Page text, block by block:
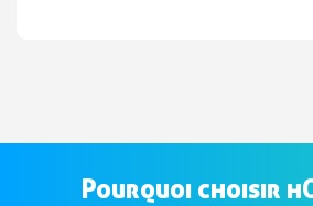
Pourquoi choisir